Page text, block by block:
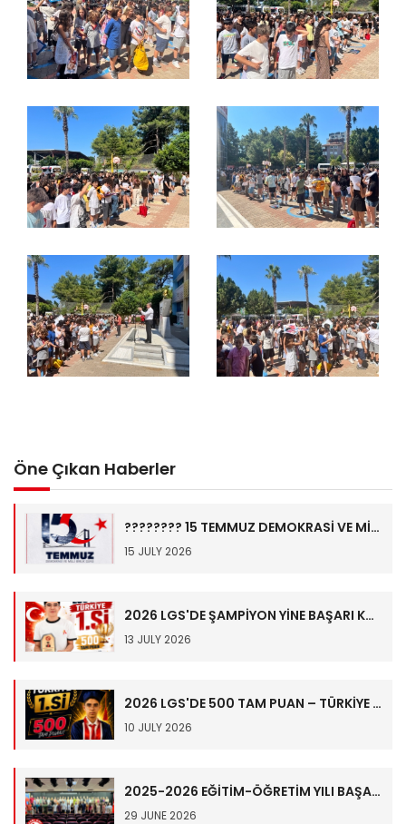
Öne Çıkan Haberler
???????? 15 TEMMUZ DEMOKRASİ VE MİLLÎ BİRLİK GÜNÜ ????????
15 JULY 2026
2026 LGS'DE ŞAMPİYON YİNE BAŞARI KOLEJİ!
13 JULY 2026
2026 LGS'DE 500 TAM PUAN – TÜRKİYE BİRİNCİSİ İBRAHİM TUNAY HALİMOĞLU????
10 JULY 2026
2025-2026 EĞİTİM-ÖĞRETİM YILI BAŞARI KOLEJİ İLKOKUL-ORTAOKUL ÖĞRETMENLER YILSONU GENEL KURUL TOPLANTISI.
29 JUNE 2026